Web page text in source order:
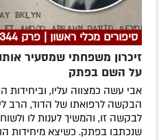
סיפורים מכלי ראשון | פרק 344
זיכרון משפחתי שמסעיר
על השם בפתק
אבי עשה כמצווה עליו,
הבקשה לרפואתו של הדוד, הרב
לבקשה זו, והמשיך לענות לו
שנכתבו בפתק. כשיצא מיחידות